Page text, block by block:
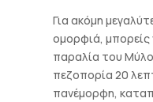
Για ακόμη
ομορφιά, μπορείς
παραλία του
πεζοπορία 20
πανέμορφη,